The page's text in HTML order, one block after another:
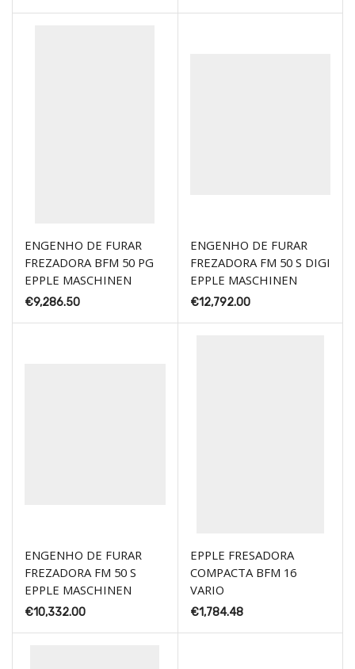
ENGENHO DE FURAR
FREZADORA BFM 50 PG
EPPLE MASCHINEN
€9,286.50
ENGENHO DE FURAR
FREZADORA FM 50 S DIGI
EPPLE MASCHINEN
€12,792.00
ENGENHO DE FURAR
FREZADORA FM 50 S
EPPLE MASCHINEN
€10,332.00
EPPLE FRESADORA
COMPACTA BFM 16
VARIO
€1,784.48